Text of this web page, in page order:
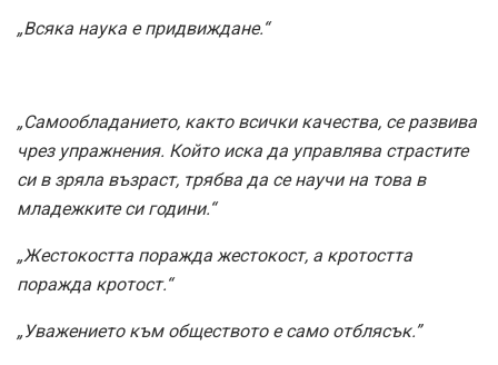
„Всяка наука е придвиждане.“
„Самообладанието, както всички качества, се развива
чрез упражнения. Който иска да управлява страстите
си в зряла възраст, трябва да се научи на това в
младежките си години.“
„Жестокостта поражда жестокост, а кротостта
поражда кротост.“
„Уважението към обществото е само отблясък.”